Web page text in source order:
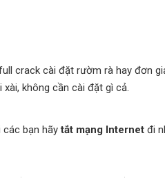
crack cài đặt rườm rà hay đơn
xài, không cần cài đặt gì cả.
các bạn hãytắt mạng Internet đi